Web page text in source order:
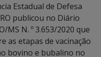
Estadual de Defesa
publicou no Diário
MS N. º 3.653/2020 que
as etapas de vacinação
bovino e bubalino no